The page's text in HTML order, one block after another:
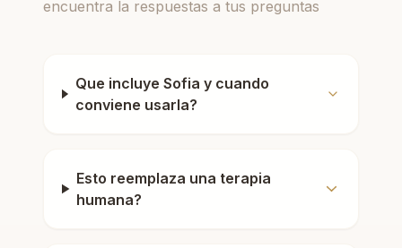
encuentra la respuestas a tus preguntas
Que incluye Sofia y cuando
conviene usarla?
Esto reemplaza una terapia
humana?